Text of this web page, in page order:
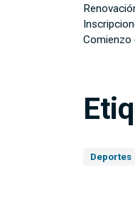
Comienzo
Deportes